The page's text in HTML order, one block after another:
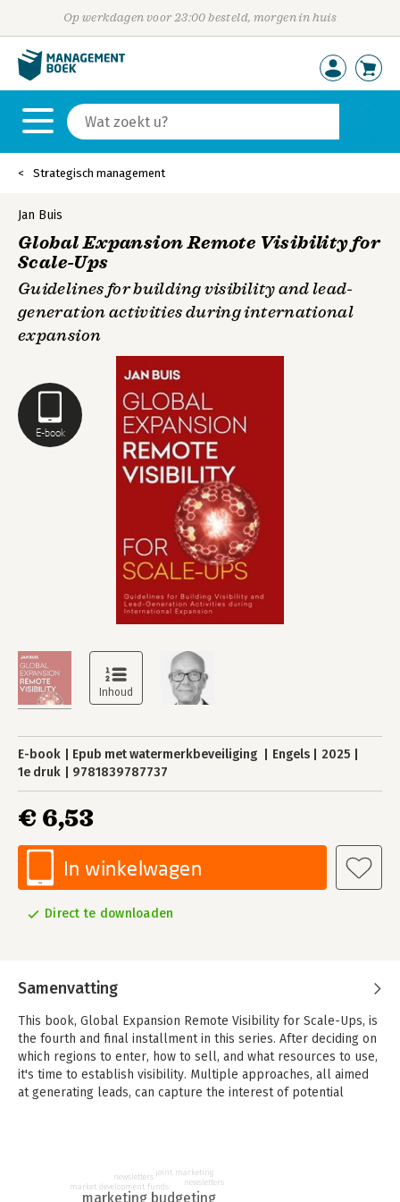
Op werkdagen voor 23:00 besteld, morgen in huis
Strategisch management
E-book
Jan Buis
Global Expansion Remote Visibility for
Scale-Ups
Guidelines for building visibility and lead-
generation activities during international
expansion
E-book Epub met watermerkbeveiliging Engels
2025
1e druk
9781839787737
€ 6,53
In winkelwagen
Direct te downloaden
Samenvatting
This book, Global Expansion Remote Visibility for Scale-Ups, is
the fourth and final installment in this series. After deciding on
which regions to enter, how to sell, and what resources to use,
it's time to establish visibility. Multiple approaches, all aimed
at generating leads, can capture the interest of potential
For Scale-Ups, in particular, with limited budgets, taking the
wrong approach in global expansion efforts can be far more
marketing budgeting
market development funds
newsletters joint marketing
newsletters